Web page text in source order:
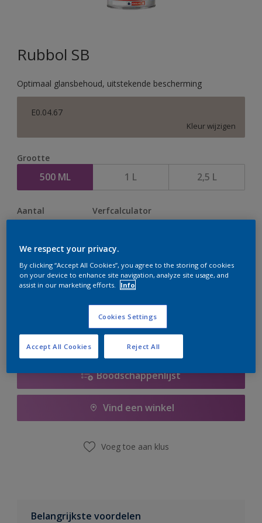
Rubbol SB
Optimaal glansbehoud, uitstekende bescherming
E0.04.67
Kleur wijzigen
Grootte
500 ML 1 L 2,5 L
Aantal Verfcalculator
Op dit moment is het niet mogelijk dit product online
te bestellen. Houd de website in de gaten, we werken
Boodschappenlijst
Vind een winkel
Voeg toe aan klus
Belangrijkste voordelen
We respect your privacy.
By clicking “Accept All Cookies”, you agree to the storing of cookies
on your device to enhance site navigation, analyze site usage, and
assist in our marketing efforts.
Info
Cookies Settings
Reject All
Accept All Cookies